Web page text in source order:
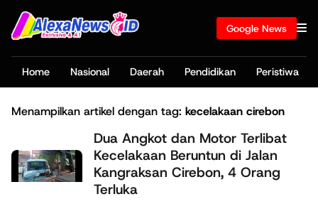
Google News
Home Nasional Daerah Pendidikan Peristiwa
Menampilkan artikel dengan tag: kecelakaan cirebon
Dua Angkot dan Motor Terlibat
Kecelakaan Beruntun di Jalan
Kangraksan Cirebon, 4 Orang
Terluka